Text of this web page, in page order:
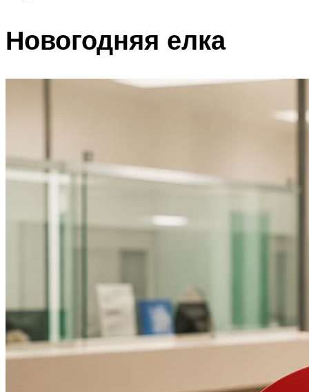
Новогодняя елка